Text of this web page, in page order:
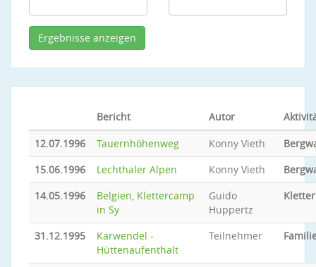
Bericht Autor
12.07.1996
Tauernhöhenweg Konny Vieth
15.06.1996
Lechthaler Alpen Konny Vieth
14.05.1996
Belgien, Klettercamp
in Sy
Guido
Huppertz
31.12.1995
Karwendel -
Hüttenaufenthalt
Teilnehmer